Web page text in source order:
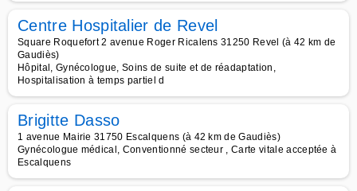
Centre Hospitalier de Revel
Square Roquefort 2 avenue Roger Ricalens 31250 Revel (à 42 km de
Gaudiès)
Hôpital, Gynécologue, Soins de suite et de réadaptation,
Hospitalisation à temps partiel d
Brigitte Dasso
1 avenue Mairie 31750 Escalquens (à 42 km de Gaudiès)
Gynécologue médical, Conventionné secteur , Carte vitale acceptée à
Escalquens